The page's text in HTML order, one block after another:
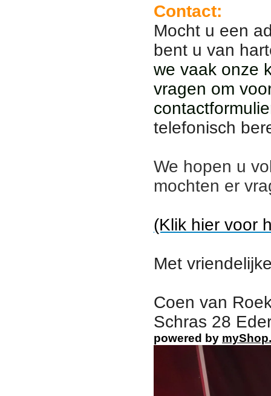
Contact:
Mocht u een
bent u van
we vaak onze
vragen om
telefonisch
We hopen u
mochten er
(Klik hier voor
Met
Coen van
Schras 28
powered by